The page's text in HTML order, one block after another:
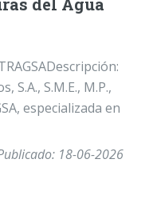
del Agua
S.A., S.M.E., M.P.,
especializada en
18-06-2026